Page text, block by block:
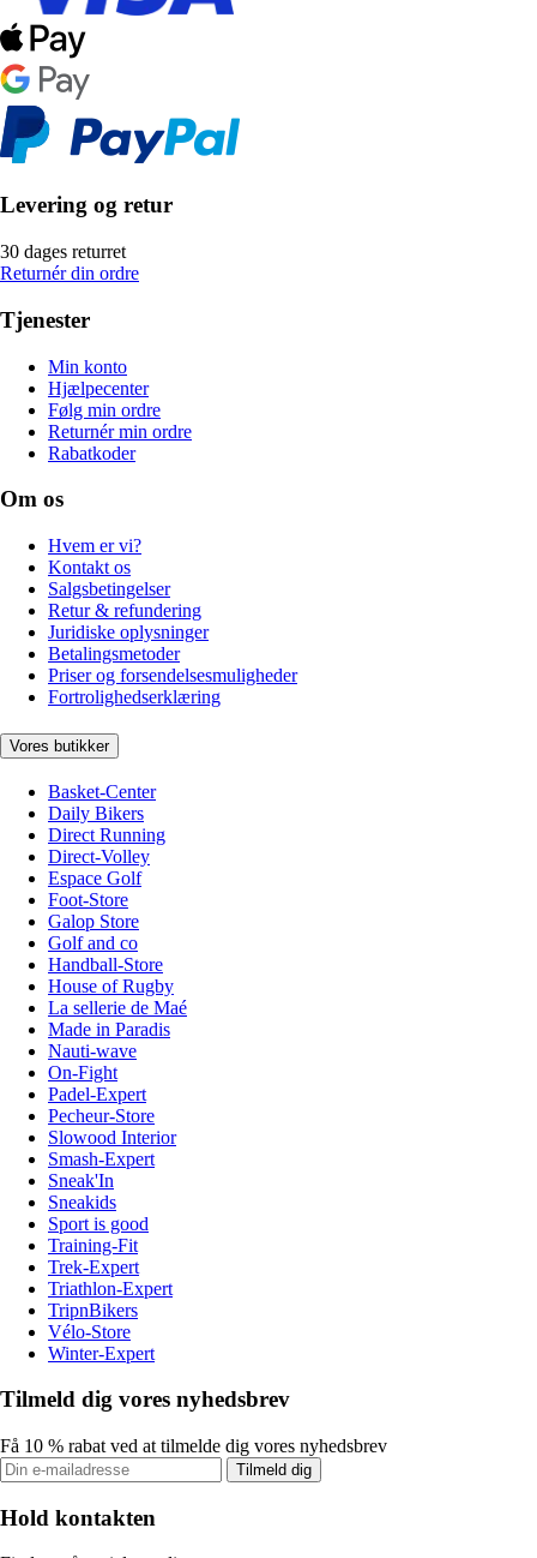
Levering og retur
30 dages returret
Returnér din ordre
Tjenester
Min konto
Hjælpecenter
Følg min ordre
Returnér min ordre
Rabatkoder
Om os
Hvem er vi?
Kontakt os
Salgsbetingelser
Retur & refundering
Juridiske oplysninger
Betalingsmetoder
Priser og forsendelsesmuligheder
Fortrolighedserklæring
Vores butikker
Basket-Center
Daily Bikers
Direct Running
Direct-Volley
Espace Golf
Foot-Store
Galop Store
Golf and co
Handball-Store
House of Rugby
La sellerie de Maé
Made in Paradis
Nauti-wave
On-Fight
Padel-Expert
Pecheur-Store
Slowood Interior
Smash-Expert
Sneak'In
Sneakids
Sport is good
Training-Fit
Trek-Expert
Triathlon-Expert
TripnBikers
Vélo-Store
Winter-Expert
Tilmeld dig vores nyhedsbrev
Få 10 % rabat ved at tilmelde dig vores nyhedsbrev
Tilmeld dig
Hold kontakten